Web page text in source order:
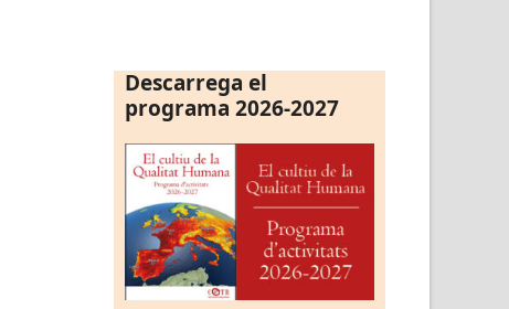
Descarrega el
programa 2026-2027